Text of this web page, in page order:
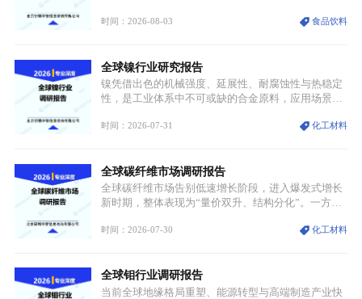
型，叠加消费需求升级、线上流量变革、新零售业态
特点，在消费、创业、政策、技术多重驱动下，依旧
具备强劲的发展活力。
时间：2026-08-03 食品饮料
全球镍行业研究报告
镍凭借出色的机械强度、延展性、耐腐蚀性与热稳定
性，是工业体系中不可或缺的合金原料，应用场景横
用价值难以被替代。依托理化优势，镍被全球主要经
型为新能源核心战略矿产，全球产业形成“印尼掌控
资源与产能、中国主导消费与技术、工艺向低碳湿法
迭代、再生镍加速补位”的全新格局。
时间：2026-07-31 化工材料
全球碳纤维市场调研报告
全球碳纤维市场告别低速增长阶段，进入爆发式增长
新时期，整体表现为“量价双升、结构分化”。一方面
持续扩张；另一方面产品、需求、应用场景呈现明显
体规模扩张，高附加值领域与规模化工业应用形成两
大独立增长体系。
时间：2026-07-30 化工材料
全球钼行业调研报告
当前全球地缘格局重塑、能源转型与高端制造产业快